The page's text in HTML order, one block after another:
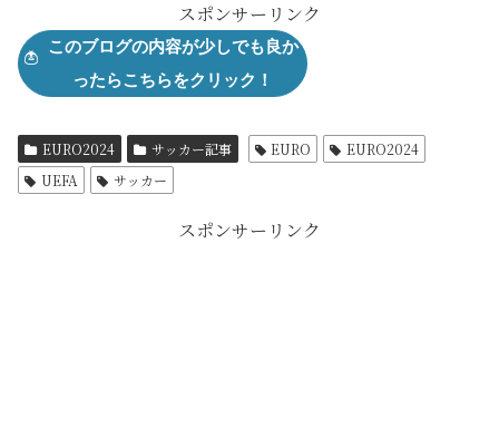
スポンサーリンク
EURO2024 サッカー記事 EURO
EURO2024
UEFA
サッカー
スポンサーリンク